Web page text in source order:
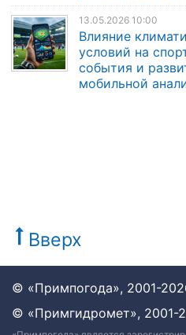
13.05.2026 10:00
Влияние
условий на
события и
мобильной
Вверх
© «Примпогода», 2001-
© «Примгидромет», 2001-